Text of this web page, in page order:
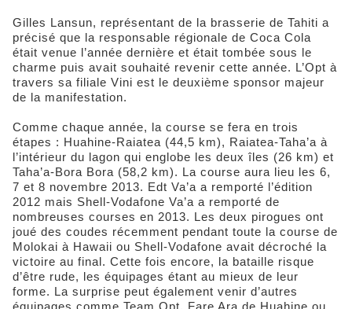
Gilles Lansun, représentant de la brasserie de Tahiti a
précisé que la responsable régionale de Coca Cola
était venue l’année dernière et était tombée sous le
charme puis avait souhaité revenir cette année. L’Opt à
travers sa filiale Vini est le deuxième sponsor majeur
de la manifestation.
Comme chaque année, la course se fera en trois
étapes : Huahine-Raiatea (44,5 km), Raiatea-Taha’a à
l’intérieur du lagon qui englobe les deux îles (26 km) et
Taha’a-Bora Bora (58,2 km). La course aura lieu les 6,
7 et 8 novembre 2013. Edt Va’a a remporté l’édition
2012 mais Shell-Vodafone Va’a a remporté de
nombreuses courses en 2013. Les deux pirogues ont
joué des coudes récemment pendant toute la course de
Molokai à Hawaii ou Shell-Vodafone avait décroché la
victoire au final. Cette fois encore, la bataille risque
d’être rude, les équipages étant au mieux de leur
forme. La surprise peut également venir d’autres
équipages comme Team Opt, Fare Ara de Huahine ou